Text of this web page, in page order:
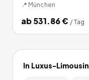
📍 München
ab531.86€ / Tag
In Luxus-